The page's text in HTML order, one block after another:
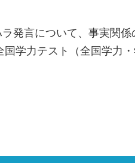
発言について、事実関
学力テスト（全国学力